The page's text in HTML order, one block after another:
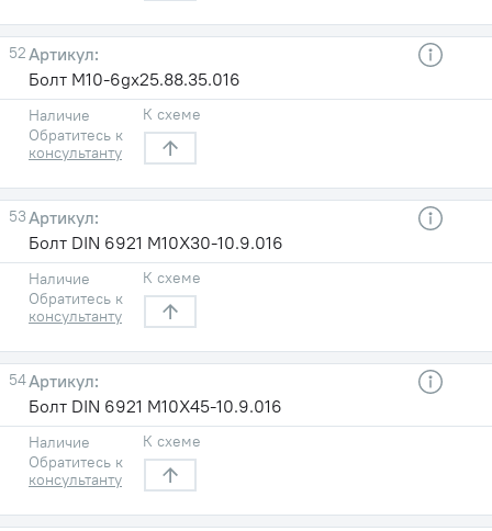
52
Болт М10-6gx25.88.35.016
Наличие
Обратитесь к
консультанту
К схеме
53
Болт DIN 6921 М10X30-10.9.016
Наличие
Обратитесь к
консультанту
К схеме
54
Болт DIN 6921 М10X45-10.9.016
Наличие
Обратитесь к
консультанту
К схеме